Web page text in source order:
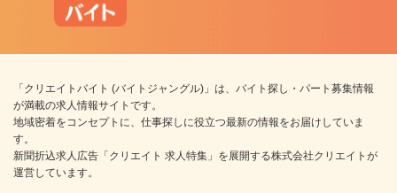
「クリエイトバイト (バイトジャングル)」は、バイト探し・パート募集情報
が満載の求人情報サイトです。
地域密着をコンセプトに、仕事探しに役立つ最新の情報をお届けしていま
す。
新聞折込求人広告「クリエイト 求人特集」を展開する株式会社クリエイトが
運営しています。